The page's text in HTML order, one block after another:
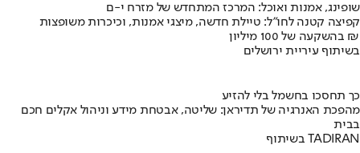
שופינג, אמנות ואוכל: המרכז המתחדש של מזרח י-ם
קפיצה קטנה לחו"ל: טיילת חדשה, מיצגי אמנות, וכיכרות משופצות
בהשקעה של 100 מיליון ₪
בשיתוף עיריית ירושלים
כך תחסכו בחשמל בלי להזיע
מהפכת האנרגיה של תדיראן: שליטה, אבטחת מידע וניהול אקלים חכם
בבית
בשיתוף TADIRAN